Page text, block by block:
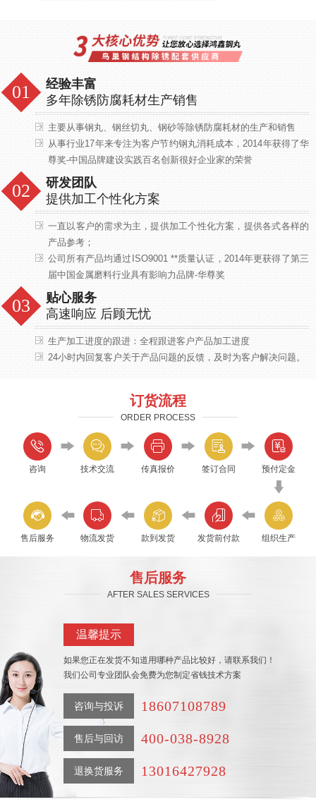
经验丰富
多年除锈防腐耗材生产销售
主要从事钢丸、钢丝切丸、钢砂等除锈防腐耗材的生产和销售
从事行业17年来专注为客户节约钢丸消耗成本，2014年获得了华
尊奖-中国品牌建设实践百名创新很好企业家的荣誉
研发团队
提供加工个性化方案
一直以客户的需求为主，提供加工个性化方案，提供各式各样的
产品参考；
公司所有产品均通过ISO9001 **质量认证，2014年更获得了第三
届中国金属磨料行业具有影响力品牌-华尊奖
贴心服务
高速响应 后顾无忧
生产加工进度的跟进：全程跟进客户产品加工进度
24小时内回复客户关于产品问题的反馈，及时为客户解决问题。
订货流程
ORDER PROCESS
咨询 技术交流 传真报价 签订合同 预付定金
组织生产
发货前付款
款到发货
物流发货
售后服务
售后服务
AFTER SALES SERVICES
温馨提示
如果您正在发货不知道用哪种产品比较好，请联系我们！
我们公司专业团队会免费为您制定省钱技术方案
咨询与投诉 18607108789
售后与回访 400-038-8928
退换货服务 13016427928